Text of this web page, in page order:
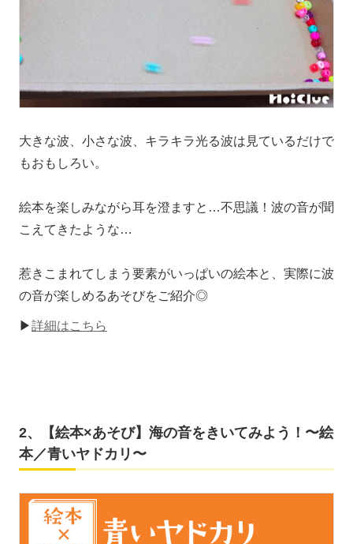
大きな波、小さな波、キラキラ光る波は見ているだけで
もおもしろい。
絵本を楽しみながら耳を澄ますと…不思議！波の音が聞
こえてきたような…
惹きこまれてしまう要素がいっぱいの絵本と、実際に波
の音が楽しめるあそびをご紹介◎
▶詳細はこちら
2、【絵本×あそび】海の音をきいてみよう！〜絵
本／青いヤドカリ〜